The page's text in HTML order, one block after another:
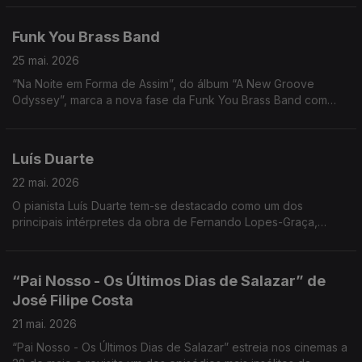
Funk You Brass Band
25 mai. 2026
“Na Noite em Forma de Assim”, do álbum “A New Groove
Odyssey”, marca a nova fase da Funk You Brass Band com
Luís Duarte
22 mai. 2026
O pianista Luís Duarte tem-se destacado como um dos
principais intérpretes da obra de Fernando Lopes-Graça,
“Pai Nosso - Os Últimos Dias de Salazar” de
José Filipe Costa
21 mai. 2026
“Pai Nosso - Os Últimos Dias de Salazar” estreia nos cinemas a